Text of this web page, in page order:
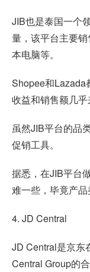
JIB也是泰国一个
量，该平台主要
本电脑等。
Shopee和Lazada
收益和销售额几乎
虽然JIB平台的品
促销工具。
据悉，在JIB平台
难一些，毕竟产品
4. JD Central
JD Central是京东
Central Group的